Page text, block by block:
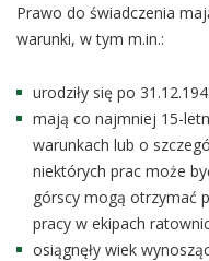
Prawo do świadczenia
warunki, w tym m.in.:
urodziły się po
mają co najmniej 15-
warunkach lub o
niektórych prac może
górscy mogą otrzymać
pracy w ekipach
osiągnęły wiek